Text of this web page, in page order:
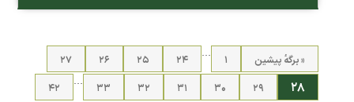
« برگه‌ٔ پیشین ۱
…
۲۴ ۲۵ ۲۶ ۲۷
۲۸ ۲۹ ۳۰ ۳۱ ۳۲ ۳۳
…
۴۲